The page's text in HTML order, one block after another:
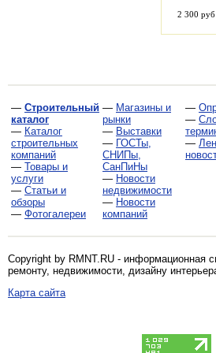
2 300 руб
— Строительный
каталог
— Каталог
строительных
компаний
— Товары и
услуги
— Статьи и
обзоры
— Фотогалереи
— Магазины и
рынки
— Выставки
— ГОСТы,
СНИПы,
СанПиНы
— Новости
недвижимости
— Новости
компаний
—
—
—
Copyright by RMNT.RU - информационная
ремонту, недвижимости, дизайну
Карта сайта